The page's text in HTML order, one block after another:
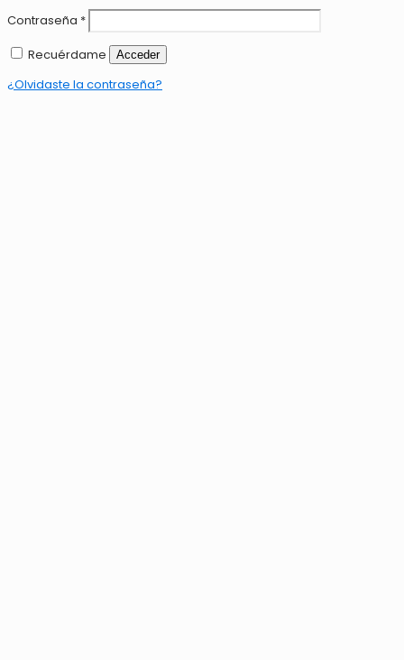
Contraseña *
Recuérdame
Acceder
¿Olvidaste la contraseña?